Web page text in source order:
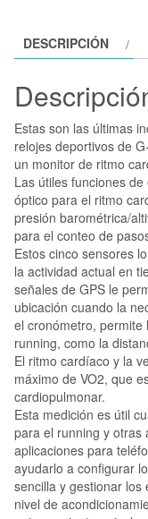
DESCRIPCIÓN
Estas son las últimas
relojes deportivos de
un monitor de ritmo
Las útiles funciones
óptico para el ritmo
presión barométrica/
para el conteo de
Estos cinco sensores
la actividad actual en
señales de GPS le
ubicación cuando la
el cronómetro, permite
running, como la
El ritmo cardíaco y la
máximo de VO2, que
cardiopulmonar.
Esta medición es útil
para el running y otras
aplicaciones para
ayudarlo a configurar
sencilla y gestionar
nivel de